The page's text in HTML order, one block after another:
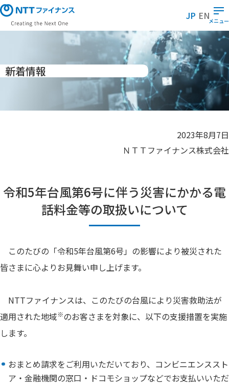
メ
イ
ン
に
JP ENメニュー
新着情報
2023年8月7日
ＮＴＴファイナンス株式会社
令和5年台風第6号に伴う災害にかかる電
話料金等の取扱いについて
このたびの「令和5年台風第6号」の影響により被災された
皆さまに心よりお見舞い申し上げます。
NTTファイナンスは、このたびの台風により災害救助法が
適用された地域※のお客さまを対象に、以下の支援措置を実施
します。
おまとめ請求をご利用いただいており、コンビニエンススト
ア・金融機関の窓口・ドコモショップなどでお支払いいただ